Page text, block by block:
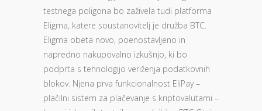
testnega poligona bo zaživela tudi platforma
Eligma, katere soustanovitelj je družba BTC.
Eligma obeta novo, poenostavljeno in
napredno nakupovalno izkušnjo, ki bo
podprta s tehnologijo veriženja podatkovnih
blokov. Njena prva funkcionalnost EliPay –
plačilni sistem za plačevanje s kriptovalutami –